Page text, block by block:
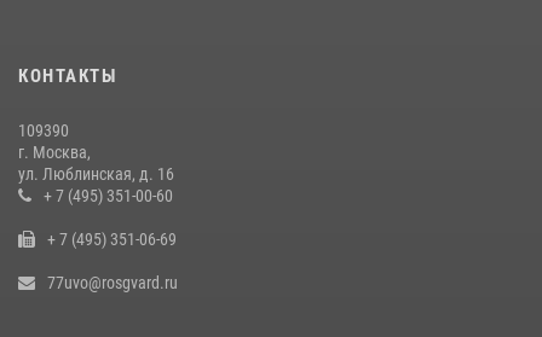
Столичное управление вневедомственной охраны Росгвардии
совещании в Нижнем Новгороде
06 августа 2026, 14:59
общественного порядка (видео)
14 июля 2026, 08:00
КОНТАКТЫ
109390
г. Москва,
ул. Люблинская, д. 16
+ 7 (495) 351-00-60
+ 7 (495) 351-06-69
77uvo@rosgvard.ru